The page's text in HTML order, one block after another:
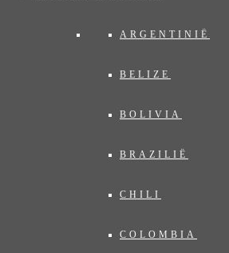
ARGENTINIË
BELIZE
BOLIVIA
BRAZILIË
CHILI
COLOMBIA